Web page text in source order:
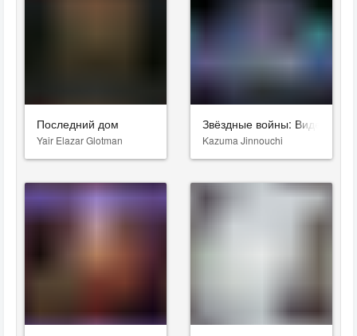
Последний дом
Yair Elazar Glotman
Звёздные войны: Видения.
Kazuma Jinnouchi